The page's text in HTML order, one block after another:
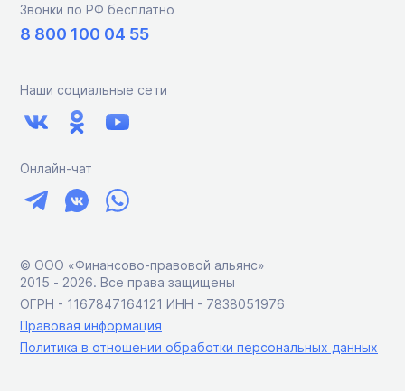
Звонки по РФ бесплатно
8 800 100 04 55
Наши социальные сети
Онлайн-чат
© ООО «Финансово-правовой альянс»
2015 ‑ 2026. Все права защищены
ОГРН - 1167847164121 ИНН - 7838051976
Правовая информация
Политика в отношении обработки персональных данных